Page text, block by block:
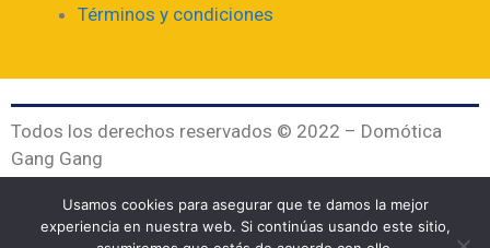
Términos y condiciones
Todos los derechos reservados © 2022 – Domótica
Gang Gang
Usamos cookies para asegurar que te damos la mejor
experiencia en nuestra web. Si continúas usando este sitio,